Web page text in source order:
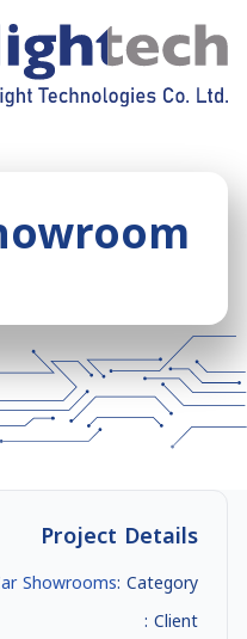
Project Details
Category :
Showrooms
Client :